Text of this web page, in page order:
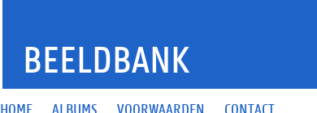
BEELDBANK
HOME ALBUMS VOORWAARDEN CONTACT